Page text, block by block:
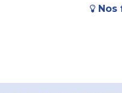
Nos